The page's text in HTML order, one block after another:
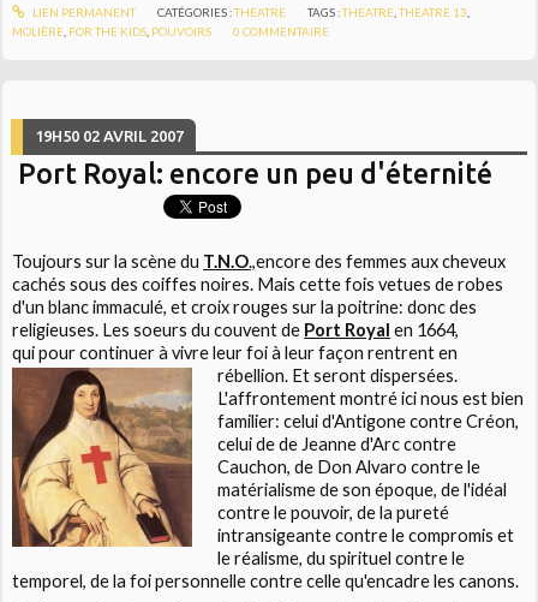
LIEN PERMANENT CATÉGORIES :THEATRE TAGS :THEATRE ,THEATRE 13
MOLIÈRE FOR THE KIDS POUVOIRS 0 COMMENTAIRE
19H50 02 AVRIL 2007
Port Royal: encore un peu d'éternité
Toujours sur la scène du T.N.O.,encore des femmes aux cheveux
cachés sous des coiffes noires. Mais cette fois vetues de robes
d'un blanc immaculé, et croix rouges sur la poitrine: donc des
religieuses. Les soeurs du couvent de Port Royal en 1664,
qui pour continuer à vivre leur foi à leur façon rentrent en
rébellion. Et seront dispersées.
L'affrontement montré ici nous est bien
familier: celui d'Antigone contre Créon,
celui de de Jeanne d'Arc contre
Cauchon, de Don Alvaro contre le
matérialisme de son époque, de l'idéal
contre le pouvoir, de la pureté
intransigeante contre le compromis et
le réalisme, du spirituel contre le
temporel, de la foi personnelle contre celle qu'encadre les canons.